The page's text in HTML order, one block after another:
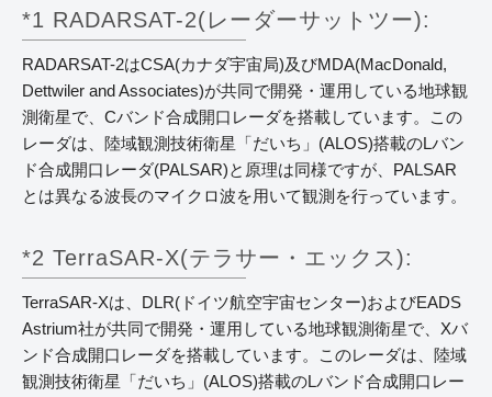
*1 RADARSAT-2(レーダーサットツー):
RADARSAT-2はCSA(カナダ宇宙局)及びMDA(MacDonald,
Dettwiler and Associates)が共同で開発・運用している地球観
測衛星で、Cバンド合成開口レーダを搭載しています。この
レーダは、陸域観測技術衛星「だいち」(ALOS)搭載のLバン
ド合成開口レーダ(PALSAR)と原理は同様ですが、PALSAR
とは異なる波長のマイクロ波を用いて観測を行っています。
*2 TerraSAR-X(テラサー・エックス):
TerraSAR-Xは、DLR(ドイツ航空宇宙センター)およびEADS
Astrium社が共同で開発・運用している地球観測衛星で、Xバ
ンド合成開口レーダを搭載しています。このレーダは、陸域
観測技術衛星「だいち」(ALOS)搭載のLバンド合成開口レー